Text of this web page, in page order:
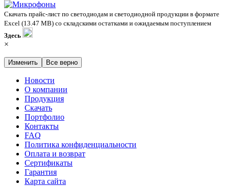
Скачать прайс-лист по светодиодам и светодиодной продукции в формате
Excel (13.47 MB) со складскими остатками и ожидаемым поступлением
Здесь
×
Изменить Все верно
Новости
О компании
Продукция
Скачать
Портфолио
Контакты
FAQ
Политика конфиденциальности
Оплата и возврат
Сертификаты
Гарантия
Карта сайта